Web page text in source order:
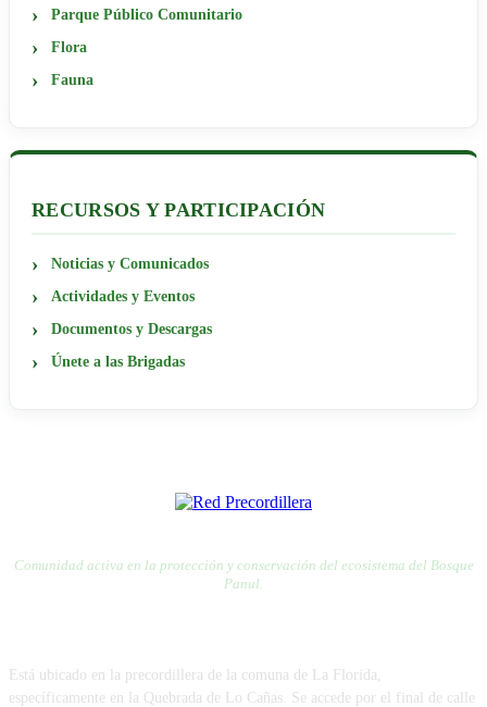
Parque Público Comunitario
Flora
Fauna
RECURSOS Y PARTICIPACIÓN
Noticias y Comunicados
Actividades y Eventos
Documentos y Descargas
Únete a las Brigadas
Comunidad activa en la protección y conservación del ecosistema del Bosque
Panul.
Está ubicado en la precordillera de la comuna de La Florida,
específicamente en la Quebrada de Lo Cañas. Se accede por el final de calle